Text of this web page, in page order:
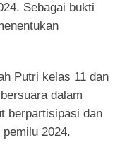
Sebagai bukti
Putri kelas 11 dan
dalam
berpartisipasi dan
2024.